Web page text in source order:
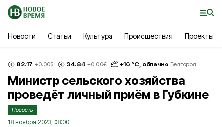
Новости Статьи Культура Происшествия Проекты
82.17 +0.00$ 94.84 +0.00€ +16 °С, облачно Белгород
Министр сельского хозяйства
проведёт личный приём в Губкине
Новость
18 ноября 2023, 08:00